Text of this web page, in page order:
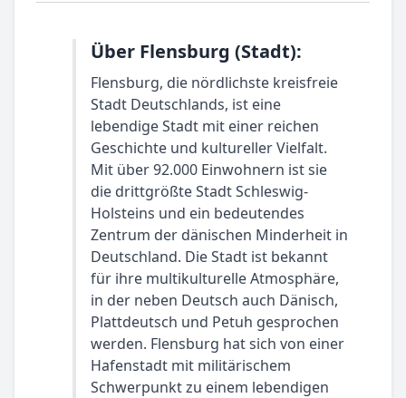
Über Flensburg (Stadt):
Flensburg, die nördlichste kreisfreie
Stadt Deutschlands, ist eine
lebendige Stadt mit einer reichen
Geschichte und kultureller Vielfalt.
Mit über 92.000 Einwohnern ist sie
die drittgrößte Stadt Schleswig-
Holsteins und ein bedeutendes
Zentrum der dänischen Minderheit in
Deutschland. Die Stadt ist bekannt
für ihre multikulturelle Atmosphäre,
in der neben Deutsch auch Dänisch,
Plattdeutsch und Petuh gesprochen
werden. Flensburg hat sich von einer
Hafenstadt mit militärischem
Schwerpunkt zu einem lebendigen